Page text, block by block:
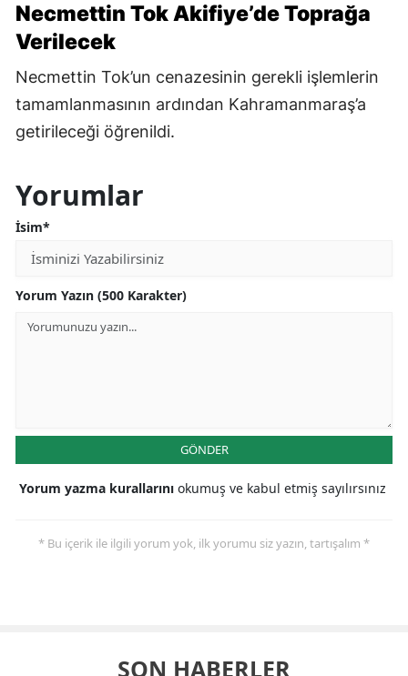
Necmettin Tok Akifiye’de Toprağa
Verilecek
Necmettin Tok’un cenazesinin gerekli işlemlerin
tamamlanmasının ardından Kahramanmaraş’a
getirileceği öğrenildi.
Yorumlar
İsim*
Yorum Yazın (500 Karakter)
GÖNDER
Yorum yazma kurallarını okumuş ve kabul etmiş sayılırsınız
* Bu içerik ile ilgili yorum yok, ilk yorumu siz yazın, tartışalım *
SON HABERLER